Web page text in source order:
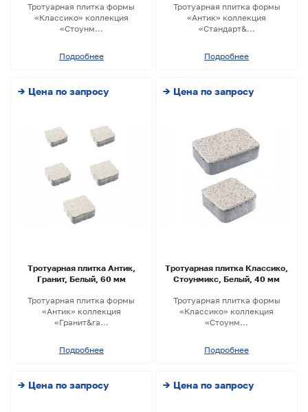
Тротуарная плитка формы
«Классико» коллекция
«Стоунм...
Подробнее
Тротуарная плитка формы
«Антик» коллекция
«Стандарт&...
Подробнее
→ Цена по запросу
Тротуарная плитка Антик,
Гранит, Белый, 60 мм
Тротуарная плитка формы
«Антик» коллекция
«Гранит&ra...
Подробнее
→ Цена по запросу
Тротуарная плитка Классико,
Стоунмикс, Белый, 40 мм
Тротуарная плитка формы
«Классико» коллекция
«Стоунм...
Подробнее
→ Цена по запросу → Цена по запросу